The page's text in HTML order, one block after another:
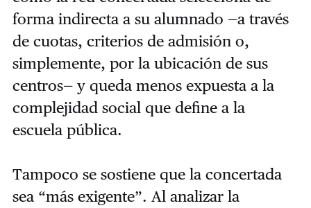
forma indirecta a su alumnado —a través
de cuotas, criterios de admisión o,
simplemente, por la ubicación de sus
centros— y queda menos expuesta a la
complejidad social que define a la
escuela pública.
Tampoco se sostiene que la concertada
sea “más exigente”. Al analizar la